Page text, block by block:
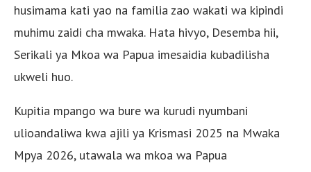
husimama kati yao na familia zao wakati wa kipindi
muhimu zaidi cha mwaka. Hata hivyo, Desemba hii,
Serikali ya Mkoa wa Papua imesaidia kubadilisha
ukweli huo.
Kupitia mpango wa bure wa kurudi nyumbani
ulioandaliwa kwa ajili ya Krismasi 2025 na Mwaka
Mpya 2026, utawala wa mkoa wa Papua